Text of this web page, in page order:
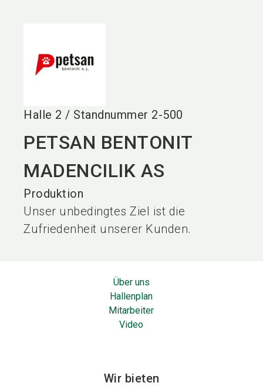
Halle 2 / Standnummer 2-500
PETSAN BENTONIT
MADENCILIK AS
Produktion
Unser unbedingtes Ziel ist die
Zufriedenheit unserer Kunden.
Über uns
Hallenplan
Mitarbeiter
Video
Wir bieten